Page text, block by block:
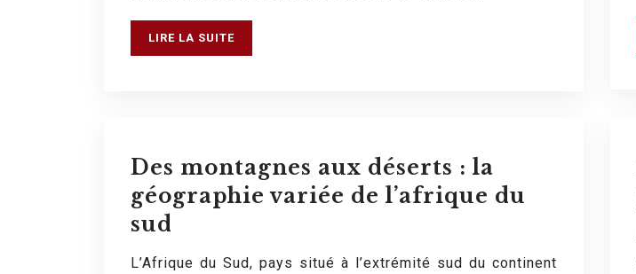
LIRE LA SUITE
Des montagnes aux déserts : la
géographie variée de l’afrique du
sud
L’Afrique du Sud, pays situé à l’extrémité sud du continent